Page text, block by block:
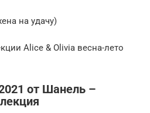
на удачу)
Alice & Olivia весна-лето
от Шанель –